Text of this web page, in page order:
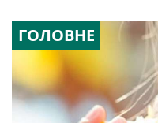
ГОЛОВНЕ